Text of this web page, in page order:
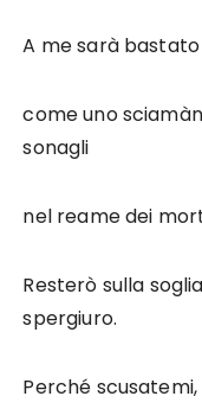
A me sarà
come uno
sonagli
nel reame dei
Resterò sulla
spergiuro.
Perché